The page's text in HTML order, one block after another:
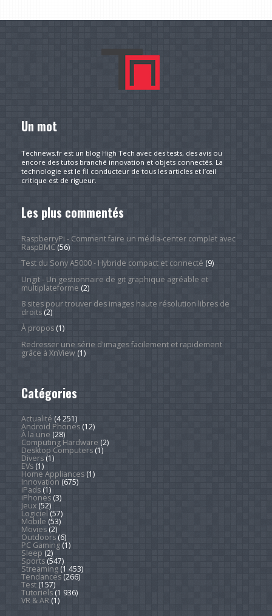
Un mot
Technews.fr est un blog High Tech avec des tests, des avis ou
encore des tutos branché innovation et objets connectés. La
technologie est le fil conducteur de tous les articles et l’œil
critique est de rigueur.
Les plus commentés
RaspberryPi - Comment faire un média-center complet avec
RaspBMC(56)
Test du Sony A5000 - Hybride compact et connecté (9)
Ungit - Un gestionnaire de git graphique agréable et
multiplateforme (2)
8 sites pour trouver des images haute résolution libres de
droits(2)
À propos(1)
Redresser une série d'images facilement et rapidement
grâce à XnView(1)
Catégories
Actualité (4 251)
Android Phones(12)
À la une (28)
Computing Hardware (2)
Desktop Computers(1)
Divers(1)
EVs(1)
Home Appliances(1)
Innovation (675)
iPads(1)
iPhones(3)
Jeux(52)
Logiciel (57)
Mobile (53)
Movies(2)
Outdoors(6)
PC Gaming(1)
Sleep (2)
Sports(547)
Streaming(1 453)
Tendances(266)
Test(157)
Tutoriels(1 936)
VR & AR(1)